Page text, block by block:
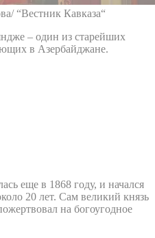
“Вестник Кавказа“
– один из старейших
в Азербайджане.
еще в 1868 году, и начался
20 лет. Сам великий князь
на богоугодное